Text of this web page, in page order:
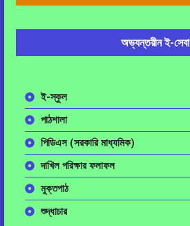
অভ্যন্তরীন ই-সেবা
ই-স্কুল
পাঠশালা
পিডিএস (সরকারি মাধ্যমিক)
দাখিল পরিক্ষার ফলাফল
মুক্তপাঠ
শুদ্ধাচার